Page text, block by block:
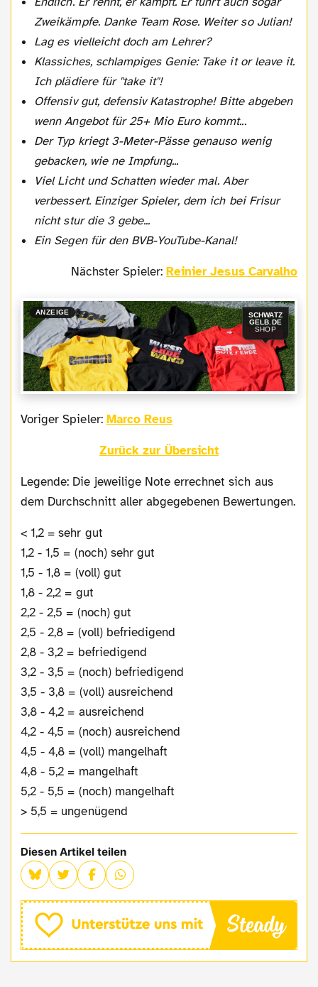
Zweikämpfe. Danke Team Rose. Weiter so Julian!
Lag es vielleicht doch am Lehrer?
Klassiches, schlampiges Genie: Take it or leave it.
Ich plädiere für "take it"!
Offensiv gut, defensiv Katastrophe! Bitte abgeben
wenn Angebot für 25+ Mio Euro kommt...
Der Typ kriegt 3-Meter-Pässe genauso wenig
gebacken, wie ne Impfung...
Viel Licht und Schatten wieder mal. Aber
verbessert. Einziger Spieler, dem ich bei Frisur
nicht stur die 3 gebe...
Ein Segen für den BVB-YouTube-Kanal!
Nächster Spieler:Reinier Jesus Carvalho
ANZEIGE
SCHWATZ
GELB.DE
SHOP
Voriger Spieler: Marco Reus
Zurück zur Übersicht
Legende: Die jeweilige Note errechnet sich aus
dem Durchschnitt aller abgegebenen Bewertungen.
< 1,2 = sehr gut
1,2 - 1,5 = (noch) sehr gut
1,5 - 1,8 = (voll) gut
1,8 - 2,2 = gut
2,2 - 2,5 = (noch) gut
2,5 - 2,8 = (voll) befriedigend
2,8 - 3,2 = befriedigend
3,2 - 3,5 = (noch) befriedigend
3,5 - 3,8 = (voll) ausreichend
3,8 - 4,2 = ausreichend
4,2 - 4,5 = (noch) ausreichend
4,5 - 4,8 = (voll) mangelhaft
4,8 - 5,2 = mangelhaft
5,2 - 5,5 = (noch) mangelhaft
> 5,5 = ungenügend
Diesen Artikel teilen